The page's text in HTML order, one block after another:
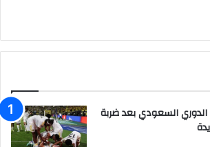
الدوري السعودي بعد ضربة